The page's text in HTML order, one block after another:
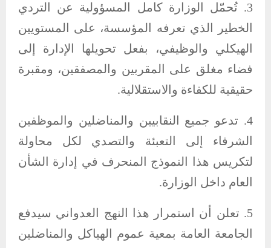
3. تُحمّل الوزارة كامل المسؤولية عن التردي
الخطير الذي تعرفه المؤسسة، على المستويين
الهيكلي والوظيفي، بفعل تحويلها الإدارة إلى
فضاء مغلق على المقربين والمصفقين، ومقبرة
حقيقية للكفاءة والاستقلالية.
4. تدعو جميع النقابيين والمناضلين والموظفين
الشرفاء إلى التعبئة والتصدي لكل محاولة
لتكريس هذا النموذج المنحرف في إدارة الشأن
العام داخل الوزارة.
5. تعلن أن استمرار هذا النهج العدواني سيدفع
الجامعة العامة بمعية عموم الهياكل والمناضلين